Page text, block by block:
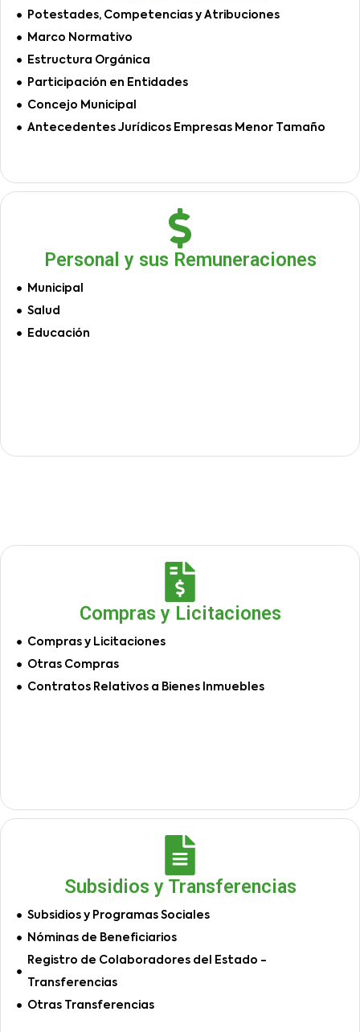
Potestades, Competencias y Atribuciones
Marco Normativo
Estructura Orgánica
Participación en Entidades
Concejo Municipal
Antecedentes Jurídicos Empresas Menor Tamaño
Personal y sus Remuneraciones
Municipal
Salud
Educación
Compras y Licitaciones
Compras y Licitaciones
Otras Compras
Contratos Relativos a Bienes Inmuebles
Subsidios y Transferencias
Subsidios y Programas Sociales
Nóminas de Beneficiarios
Registro de Colaboradores del Estado -
Transferencias
Otras Transferencias